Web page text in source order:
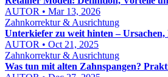
AUTOR • Mar 13, 2026
Zahnkorrektur & Ausrichtung
Unterkiefer zu weit hinten –
AUTOR • Oct 21, 2025
Zahnkorrektur & Ausrichtung
Was tun mit alten Zahnspangen?